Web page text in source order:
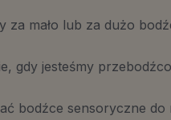
za mało lub za dużo
gdy jesteśmy
bodźce sensoryczne do